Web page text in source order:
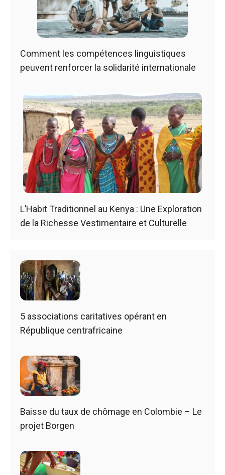
Comment les compétences linguistiques
peuvent renforcer la solidarité internationale
L’Habit Traditionnel au Kenya : Une Exploration
de la Richesse Vestimentaire et Culturelle
5 associations caritatives opérant en
République centrafricaine
Baisse du taux de chômage en Colombie – Le
projet Borgen